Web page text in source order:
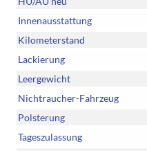
Innenausstattung
Kilometerstand
Lackierung
Leergewicht
Nichtraucher-Fahrzeug
Polsterung
Tageszulassung